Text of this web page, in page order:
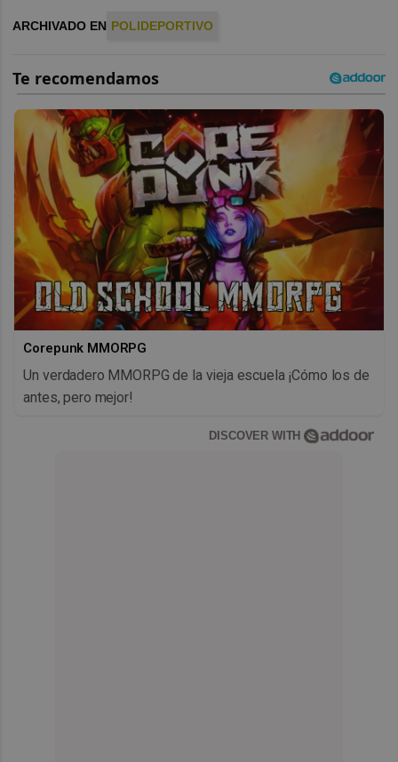
ARCHIVADO EN POLIDEPORTIVO
Corepunk MMORPG
Un verdadero MMORPG de la vieja escuela ¡Cómo los de
antes, pero mejor!
DISCOVER WITH